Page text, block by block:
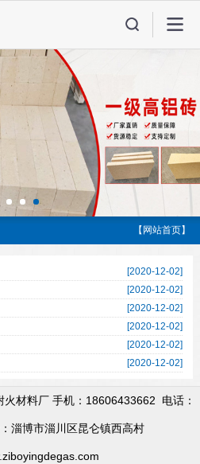
【网站首页】
[2020-12-02]
[2020-12-02]
[2020-12-02]
[2020-12-02]
[2020-12-02]
[2020-12-02]
材料厂 手机：18606433662 电话：
淄博市淄川区昆仑镇西高村